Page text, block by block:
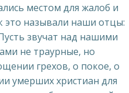
местом для жалоб и
это называли наши отцы:
звучат над нашими
не траурные, но
грехов, о покое, о
умерших христиан для